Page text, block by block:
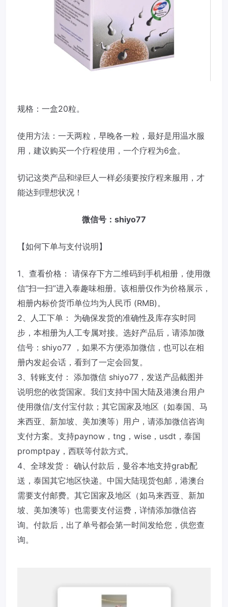
规格：一盒20粒。
使用方法：一天两粒，早晚各一粒，最好是用温水服
用，建议购买一个疗程使用，一个疗程为6盒。
切记这类产品和绿巨人一样必须要按疗程来服用，才
能达到理想状况！
微信号：shiyo77
【如何下单与支付说明】
1、查看价格： 请保存下方二维码到手机相册，使用微
信“扫一扫”进入泰趣味相册。该相册仅作为价格展示，
相册内标价货币单位均为人民币 (RMB)。
2、人工下单： 为确保发货的准确性及库存实时同
步，本相册为人工专属对接。选好产品后，请添加微
信号：shiyo77 ，如果不方便添加微信，也可以在相
册内发起会话，看到了一定会回复。
3、转账支付： 添加微信 shiyo77，发送产品截图并
说明您的收货国家。我们支持中国大陆及港澳台用户
使用微信/支付宝付款；其它国家及地区（如泰国、马
来西亚、新加坡、美加澳等）用户，请添加微信咨询
支付方案。支持paynow，tng，wise，usdt，泰国
promptpay，西联等付款方式。
4、全球发货： 确认付款后，曼谷本地支持grab配
送，泰国其它地区快递。中国大陆现货包邮，港澳台
需要支付邮费。其它国家及地区（如马来西亚、新加
坡、美加澳等）也需要支付运费，详情添加微信咨
询。付款后，出了单号都会第一时间发给您，供您查
询。